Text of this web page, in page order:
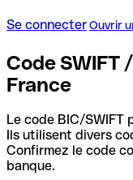
Se connecterOuvrir
Code SWIFT
France
Le code BIC/SWIFT
Ils utilisent divers
Confirmez le code
banque.